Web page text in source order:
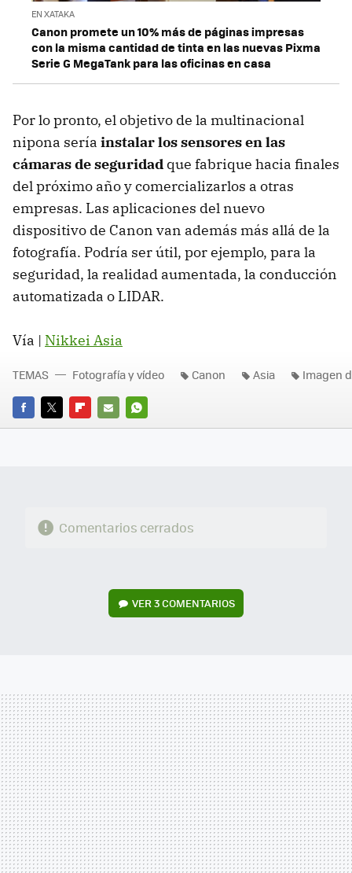
EN XATAKA
Canon promete un 10% más de páginas impresas
con la misma cantidad de tinta en las nuevas Pixma
Serie G MegaTank para las oficinas en casa
Por lo pronto, el objetivo de la multinacional
nipona sería instalar los sensores en las
cámaras de seguridad que fabrique hacia finales
del próximo año y comercializarlos a otras
empresas. Las aplicaciones del nuevo
dispositivo de Canon van además más allá de la
fotografía. Podría ser útil, por ejemplo, para la
seguridad, la realidad aumentada, la conducción
automatizada o LIDAR.
Vía | Nikkei Asia
FACEBOOK
TWITTERFLIPBOARD
E-
WHATSAPP
TEMAS Fotografía y vídeo Canon Asia Imagen
Comentarios cerrados
VER3 COMENTARIOS